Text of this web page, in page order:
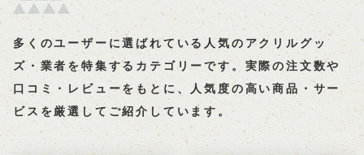
多くのユーザーに選ばれている人気のアクリルグッ
ズ・業者を特集するカテゴリーです。実際の注文数や
口コミ・レビューをもとに、人気度の高い商品・サー
ビスを厳選してご紹介しています。